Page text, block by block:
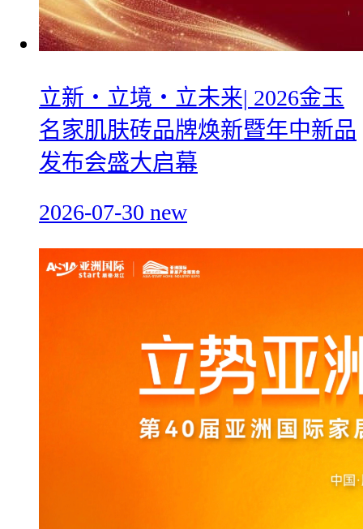
立新・立境・立未来| 2026金玉
名家肌肤砖品牌焕新暨年中新品
发布会盛大启幕
2026-07-30 new